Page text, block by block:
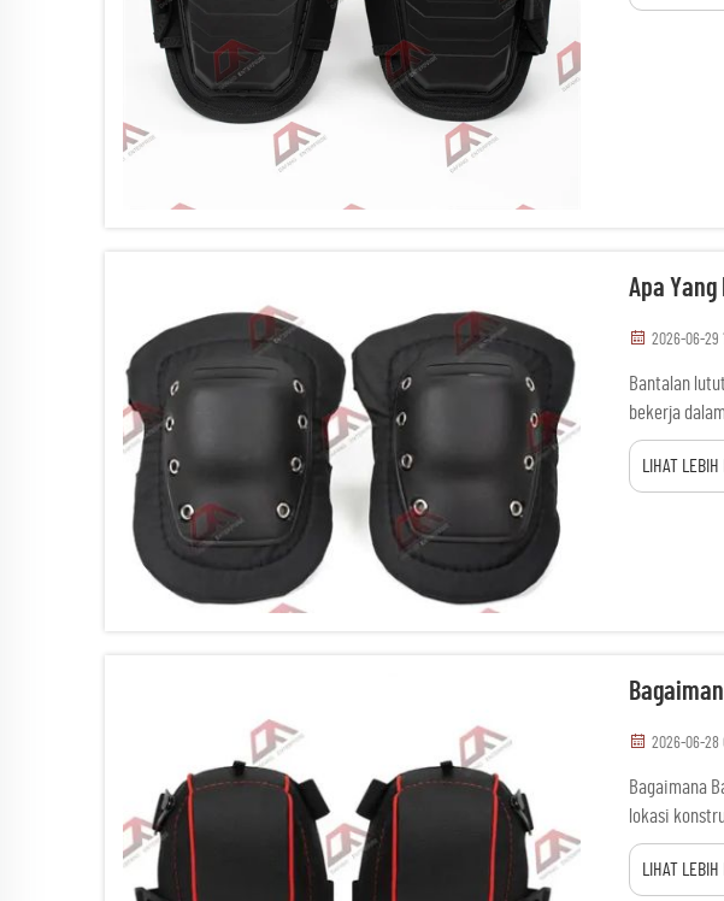
Apa
2026-06-29
Bantalan
bekerja
bantalan
LIHAT LEBIH
2026-06-28
Bagaimana
lokasi
melakukan
LIHAT LEBIH